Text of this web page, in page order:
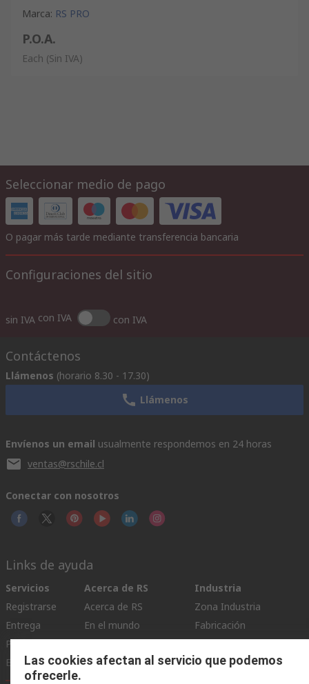
Marca: RS PRO
P.O.A.
Each (Sin IVA)
Seleccionar medio de pago
O pagar más tarde mediante transferencia bancaria
Configuraciones del sitio
sin IVA con IVA con IVA
Contáctenos
Llámenos (horario 8.30 - 17.30)
Llámenos
Envíenos un email usualmente respondemos en 24 horas
ventas@rschile.cl
Conectar con nosotros
Links de ayuda
Servicios
Registrarse
Entrega
Pago
Exportar
Acerca de RS
Acerca de RS
En el mundo
Grupo corporativo
ESG
Industria
Zona Industria
Fabricación
Las cookies afectan al servicio que podemos
ofrecerle.